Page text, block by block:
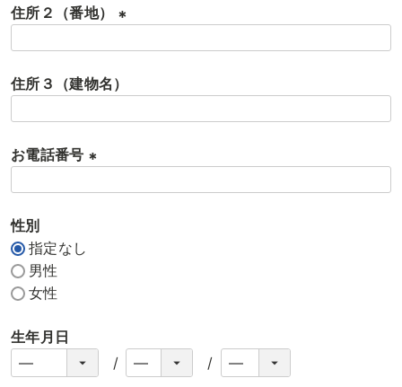
住所２（番地）
須
住所３（建物名）
お電話番号
性別
指定なし
男性
女性
生年月日